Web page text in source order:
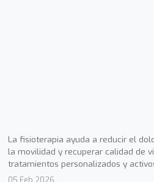
La fisioterapia ayuda a reducir el
la movilidad y recuperar calidad de
tratamientos personalizados y
05 Feb 2026